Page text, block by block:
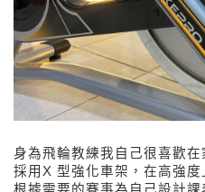
身為飛輪教練我自己很喜歡
採用X 型強化車架，在高強
根據需要的賽事為自己設計